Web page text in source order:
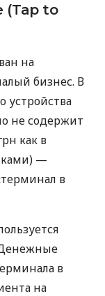
(Tap to
на
бизнес. В
устройства
не содержит
как в
—
в
Денежные
в
на